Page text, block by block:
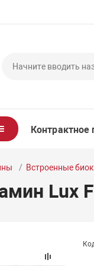
Контрактное
Встроенные
Lux